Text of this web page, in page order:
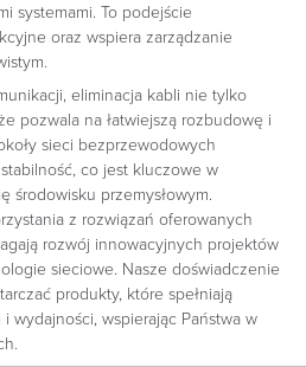
systemami. To podejście
oraz wspiera zarządzanie
eliminacja kabli nie tylko
pozwala na łatwiejszą rozbudowę i
sieci bezprzewodowych
co jest kluczowe w
środowisku przemysłowym.
z rozwiązań oferowanych
rozwój innowacyjnych projektów
sieciowe. Nasze doświadczenie
produkty, które spełniają
wydajności, wspierając Państwa w